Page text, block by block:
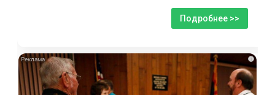
Подробнее >>
i